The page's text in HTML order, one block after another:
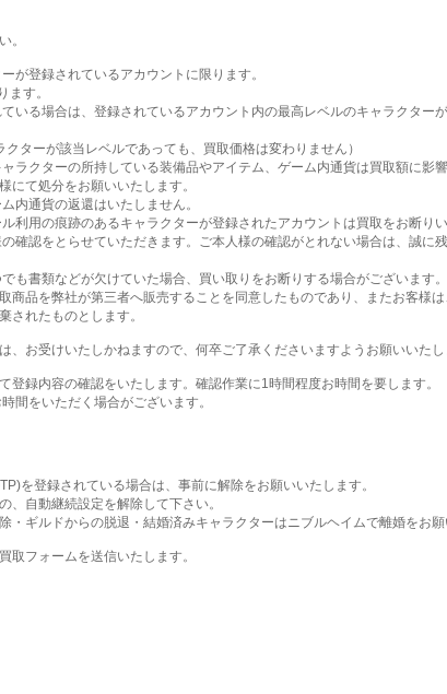
。
が登録されているアカウントに限ります。
す。
いる場合は、登録されているアカウント内の最高レベルのキャラクター
ターが該当レベルであっても、買取価格は変わりません）
ラクターの所持している装備品やアイテム、ゲーム内通貨は買取額に影
にて処分をお願いいたします。
内通貨の返還はいたしません。
利用の痕跡のあるキャラクターが登録されたアカウントは買取をお断りい
確認をとらせていただきます。ご本人様の確認がとれない場合は、誠に
も書類などが欠けていた場合、買い取りをお断りする場合がございます。
商品を弊社が第三者へ販売することを同意したものであり、またお客様
されたものとします。
、お受けいたしかねますので、何卒ご了承くださいますようお願いいたし
登録内容の確認をいたします。確認作業に1時間程度お時間を要します。
間をいただく場合がございます。
を登録されている場合は、事前に解除をお願いいたします。
、自動継続設定を解除して下さい。
・ギルドからの脱退・結婚済みキャラクターはニブルヘイムで離婚をお願
取フォームを送信いたします。